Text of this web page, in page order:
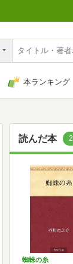
本ランキング
読んだ本 2
蜘蛛の糸